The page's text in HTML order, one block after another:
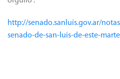
http://senado.sanluis.gov.ar/
senado-de-san-luis-de-este-